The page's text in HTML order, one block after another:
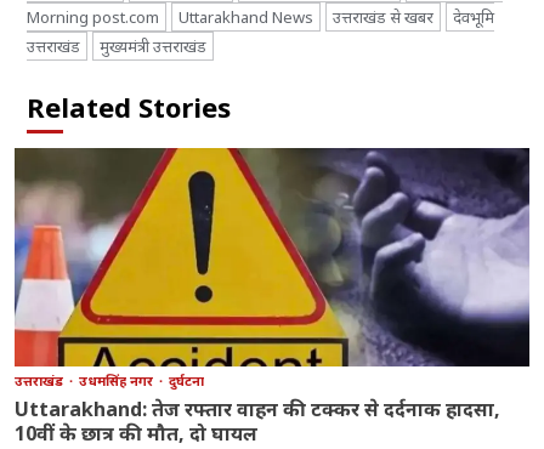
Morning post.com
Uttarakhand News उत्तराखंड से खबर
देवभूमि
उत्तराखंड
मुख्यमंत्री उत्तराखंड
Related Stories
उत्तराखंड उधमसिंह नगर दुर्घटना
Uttarakhand: तेज रफ्तार वाहन की टक्कर से दर्दनाक हादसा,
10वीं के छात्र की मौत, दो घायल